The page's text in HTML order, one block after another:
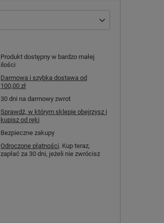
Produkt dostępny w bardzo małej
ilości
Darmowa i szybka dostawa od
100,00 zł
30 dni na darmowy zwrot
Sprawdź, w którym sklepie obejrzysz i
kupisz od ręki
Bezpieczne zakupy
Odroczone płatności. Kup teraz,
zapłać za 30 dni, jeżeli nie zwrócisz